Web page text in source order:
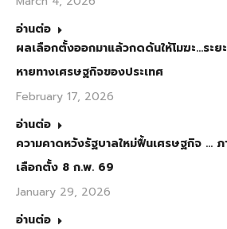
อ่านต่อ
ผลเลือกตั้งออกมาแล้วกดดันให้โมฆะ…ระย
หายทางเศรษฐกิจของประเทศ
February 17, 2026
อ่านต่อ
ความคาดหวังรัฐบาลใหม่ฟื้นเศรษฐกิจ … ภ
เลือกตั้ง 8 ก.พ. 69
January 29, 2026
อ่านต่อ